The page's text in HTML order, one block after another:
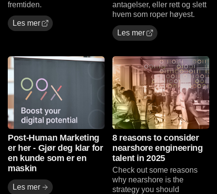
fremtiden.
Les mer
antagelser, eller rett og slett
hvem som roper høyest.
Les mer
Post-Human Marketing
er her - Gjør deg klar for
en kunde som er en
maskin
Les mer
Les mer
8 reasons to consider
nearshore engineering
talent in 2025
Check out some reasons
why nearshore is the
strategy you should
Les mer